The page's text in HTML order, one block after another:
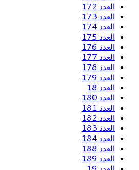
العدد 172
العدد 173
العدد 174
العدد 175
العدد 176
العدد 177
العدد 178
العدد 179
العدد 18
العدد 180
العدد 181
العدد 182
العدد 183
العدد 184
العدد 188
العدد 189